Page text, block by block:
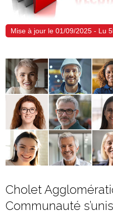
Mise à jour le 01/09/2025 - Lu
Cholet
Communauté